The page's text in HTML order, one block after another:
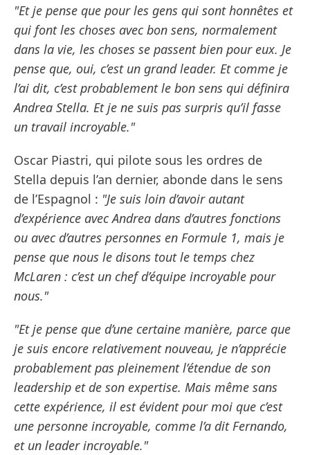
"Et je pense que pour les gens qui sont honnêtes et
qui font les choses avec bon sens, normalement
dans la vie, les choses se passent bien pour eux. Je
pense que, oui, c’est un grand leader. Et comme je
l’ai dit, c’est probablement le bon sens qui définira
Andrea Stella. Et je ne suis pas surpris qu’il fasse
un travail incroyable."
Oscar Piastri, qui pilote sous les ordres de
Stella depuis l’an dernier, abonde dans le sens
de l’Espagnol : "Je suis loin d’avoir autant
d’expérience avec Andrea dans d’autres fonctions
ou avec d’autres personnes en Formule 1, mais je
pense que nous le disons tout le temps chez
McLaren : c’est un chef d’équipe incroyable pour
nous."
"Et je pense que d’une certaine manière, parce que
je suis encore relativement nouveau, je n’apprécie
probablement pas pleinement l’étendue de son
leadership et de son expertise. Mais même sans
cette expérience, il est évident pour moi que c’est
une personne incroyable, comme l’a dit Fernando,
et un leader incroyable."